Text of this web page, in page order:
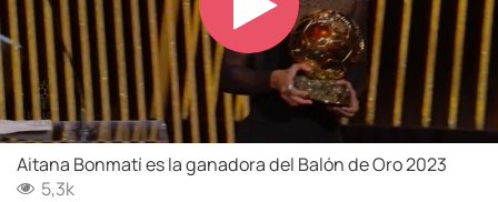
Play
Video
Aitana Bonmatí es la ganadora del Balón de Oro 2023
5,3k